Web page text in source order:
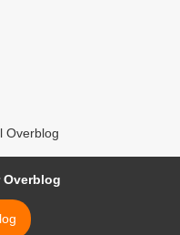
Overblog
Overblog